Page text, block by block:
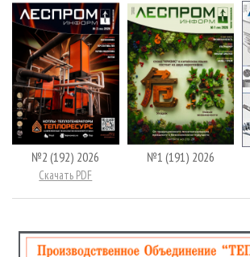
№2 (192) 2026
Скачать PDF
№1 (191) 2026